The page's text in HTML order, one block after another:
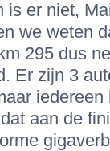
is er niet,
we weten
295 dus
Er zijn 3
aan de